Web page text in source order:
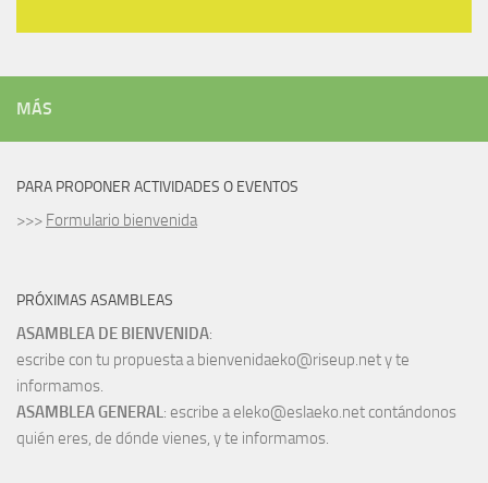
MÁS
PARA PROPONER ACTIVIDADES O EVENTOS
>>> Formulario bienvenida
PRÓXIMAS ASAMBLEAS
ASAMBLEA DE BIENVENIDA:
escribe con tu propuesta a bienvenidaeko@riseup.net y te
informamos.
ASAMBLEA GENERAL: escribe a eleko@eslaeko.net contándonos
quién eres, de dónde vienes, y te informamos.